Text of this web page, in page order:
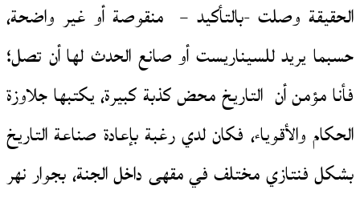
الحقيقة وصلت -بالتأكيد – منقوصة أو غير واضحة،
حسبما يريد للسيناريست أو صانع الحدث لها أن تصل؛
فأنا مؤمن أن التاريخ محض كذبة كبيرة، يكتبها جلاوزة
الحكام والأقوياء، فكان لدي رغبة بإعادة صناعة التاريخ
بشكل فنتازي مختلف في مقهى داخل الجنة، بجوار نهر